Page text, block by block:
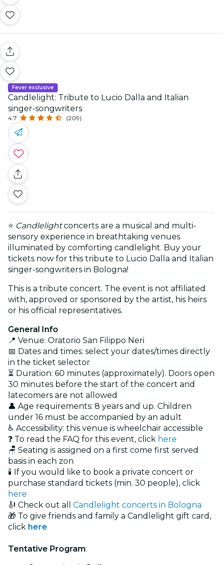
Fever exclusive
Candlelight: Tribute to Lucio Dalla and Italian
singer-songwriters
4.7 (209)
⭐ Candlelightconcerts are a musical and multi-
sensory experience in breathtaking venues
illuminated by comforting candlelight. Buy your
tickets now for this tribute to Lucio Dalla and Italian
singer-songwriters in Bologna!
This is a tribute concert. The event is not affiliated
with, approved or sponsored by the artist, his heirs
or his official representatives.
General Info
📍 Venue: Oratorio San Filippo Neri
📅 Dates and times: select your dates/times directly
in the ticket selector
⏳ Duration: 60 minutes (approximately). Doors open
30 minutes before the start of the concert and
latecomers are not allowed
👤 Age requirements: 8 years and up. Children
under 16 must be accompanied by an adult
♿ Accessibility: this venue is wheelchair accessible
❓ To read the FAQ for this event, click here
🪑 Seating is assigned on a first come first served
basis in each zon
🕯️ If you would like to book a private concert or
purchase standard tickets (min. 30 people), click
here
🎻 Check out all Candlelight concerts in Bologna
🎁 To give friends and family a Candlelight gift card,
click here
Tentative Program: